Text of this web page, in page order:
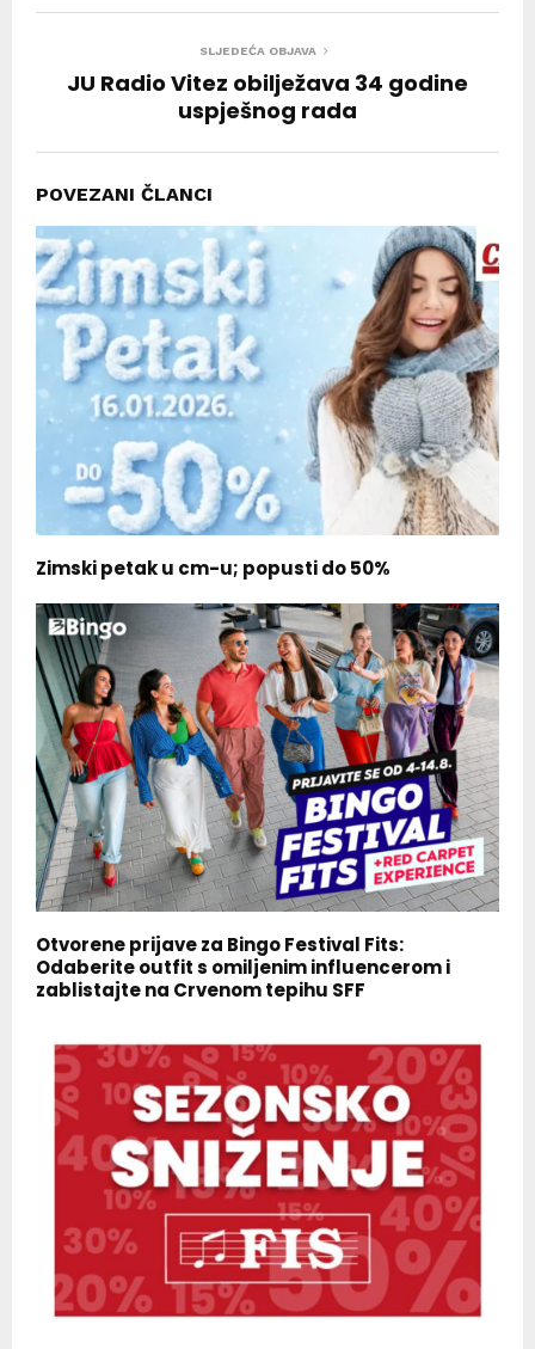
SLJEDEĆA OBJAVA
JU Radio Vitez obilježava 34 godine
uspješnog rada
POVEZANI ČLANCI
Zimski petak u cm-u; popusti do 50%
Otvorene prijave za Bingo Festival Fits:
Odaberite outfit s omiljenim influencerom i
zablistajte na Crvenom tepihu SFF